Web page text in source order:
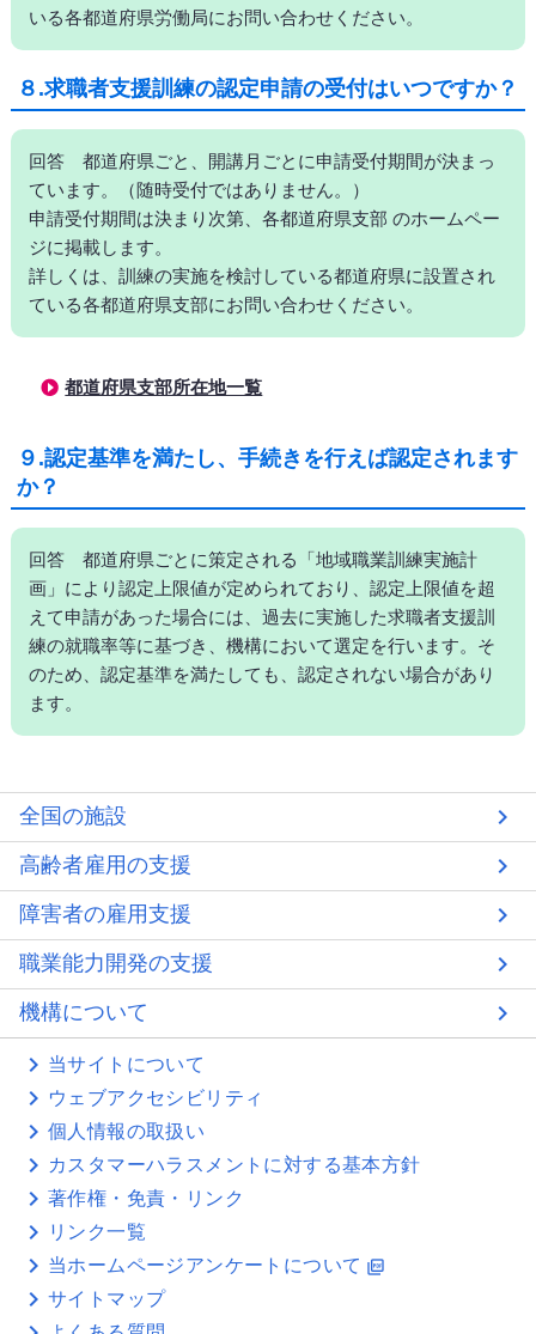
いる各都道府県労働局にお問い合わせください。
８.求職者支援訓練の認定申請の受付はいつですか？
回答 都道府県ごと、開講月ごとに申請受付期間が決まっ
ています。（随時受付ではありません。）
申請受付期間は決まり次第、各都道府県支部 のホームペー
ジに掲載します。
詳しくは、訓練の実施を検討している都道府県に設置され
ている各都道府県支部にお問い合わせください。
都道府県支部所在地一覧
９.認定基準を満たし、手続きを行えば認定されます
か？
回答 都道府県ごとに策定される「地域職業訓練実施計
画」により認定上限値が定められており、認定上限値を超
えて申請があった場合には、過去に実施した求職者支援訓
練の就職率等に基づき、機構において選定を行います。そ
のため、認定基準を満たしても、認定されない場合があり
ます。
全国の施設
高齢者雇用の支援
障害者の雇用支援
職業能力開発の支援
機構について
当サイトについて
ウェブアクセシビリティ
個人情報の取扱い
カスタマーハラスメントに対する基本方針
著作権・免責・リンク
リンク一覧
当ホームページアンケートについて picture_as_pdf
サイトマップ